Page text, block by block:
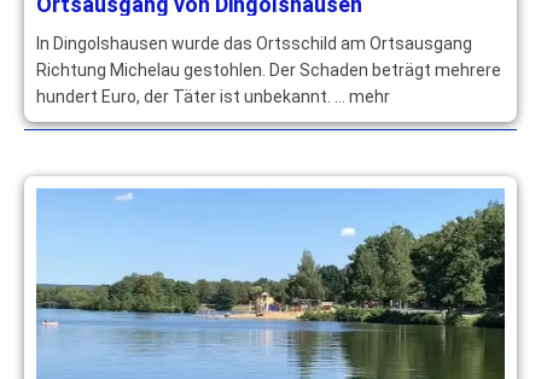
In Dingolshausen wurde das Ortsschild am Ortsausgang
Richtung Michelau gestohlen. Der Schaden beträgt mehrere
hundert Euro, der Täter ist unbekannt. … mehr